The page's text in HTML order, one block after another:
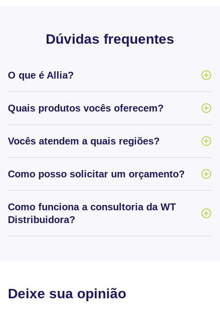
Dúvidas frequentes
O que é Allia?
Quais produtos vocês oferecem?
Vocês atendem a quais regiões?
Como posso solicitar um orçamento?
Como funciona a consultoria da WT
Distribuidora?
Deixe sua opinião